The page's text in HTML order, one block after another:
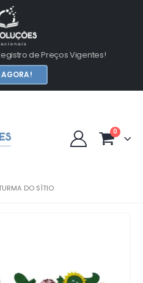
de Preços Vigentes!
0
DO SÍTIO